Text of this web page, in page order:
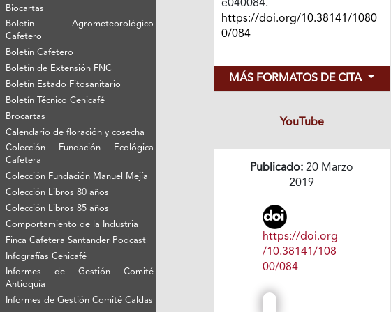
Biocartas
Boletín Agrometeorológico
Cafetero
Boletín Cafetero
Boletín de Extensión FNC
Boletín Estado Fitosanitario
Boletín Técnico Cenicafé
Brocartas
Calendario de floración y cosecha
Colección Fundación Ecológica
Cafetera
Colección Fundación Manuel Mejía
Colección Libros 80 años
Colección Libros 85 años
Comportamiento de la Industria
Finca Cafetera Santander Podcast
Infografías Cenicafé
Informes de Gestión Comité
Antioquía
Informes de Gestión Comité Caldas
e040084.
https://doi.org/10.38141/1080
0/084
MÁS FORMATOS DE CITA
YouTube
Publicado: 20 Marzo
2019
https://doi.org
/10.38141/108
00/084